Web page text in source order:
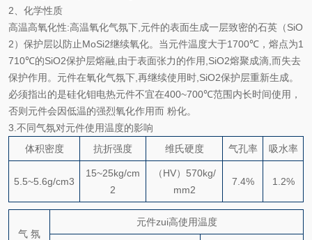
2 、化学性质
高温高氧化性:高温氧化气氛下 元件的表面生成一层致密的石英 （SiO
2） 保护层以防止MoSi2继续氧化。当元件温度大于1700℃ ，熔点为1
710℃的SiO2保护层熔融 由于表面张力的作用 ,SiO2熔聚成滴 而失去
保护作用。元件在氧化气氛下 再继续使用时 ,SiO2保护层重新生成。
必须指出的是硅化钼电热元件不宜在400~700℃范围内长时间使用，
否则元件会因低温的强烈氧化作用而 粉化。
3. 不同气氛对元件使用温度的影响
体积密度
抗折强度 维氏硬度 气孔率 吸水率
5.5~5.6g/cm3
15~25kg/cm
2
（HV）570kg/
mm2
7.4% 1.2%
气 氛
元件zui高使用温度